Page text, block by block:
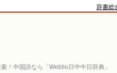
！中国語なら「Weblio日中中日辞典」
辞書総